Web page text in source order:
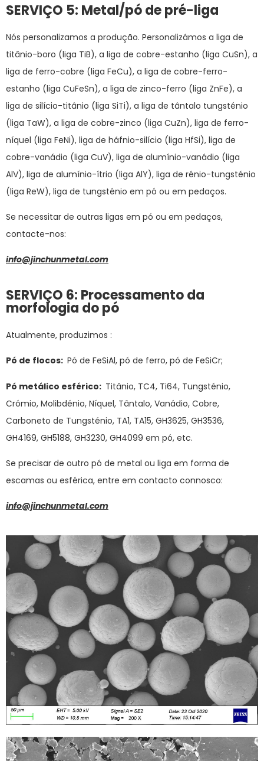
SERVIÇO 5: Metal/pó de pré-liga
Nós personalizamos a produção. Personalizámos a liga de
titânio-boro (liga TiB), a liga de cobre-estanho (liga CuSn), a
liga de ferro-cobre (liga FeCu), a liga de cobre-ferro-
estanho (liga CuFeSn), a liga de zinco-ferro (liga ZnFe), a
liga de silício-titânio (liga SiTi), a liga de tântalo tungsténio
(liga TaW), a liga de cobre-zinco (liga CuZn), liga de ferro-
níquel (liga FeNi), liga de háfnio-silício (liga HfSi), liga de
cobre-vanádio (liga CuV), liga de alumínio-vanádio (liga
AlV), liga de alumínio-ítrio (liga AlY), liga de rénio-tungsténio
(liga ReW), liga de tungsténio em pó ou em pedaços.
Se necessitar de outras ligas em pó ou em pedaços,
contacte-nos:
info@jinchunmetal.com
SERVIÇO 6: Processamento da
morfologia do pó
Atualmente, produzimos :
Pó de flocos: Pó de FeSiAl, pó de ferro, pó de FeSiCr;
Pó metálico esférico: Titânio, TC4, Ti64, Tungsténio,
Crómio, Molibdénio, Níquel, Tântalo, Vanádio, Cobre,
Carboneto de Tungsténio, TA1, TA15, GH3625, GH3536,
GH4169, GH5188, GH3230, GH4099 em pó, etc.
Se precisar de outro pó de metal ou liga em forma de
escamas ou esférica, entre em contacto connosco:
info@jinchunmetal.com